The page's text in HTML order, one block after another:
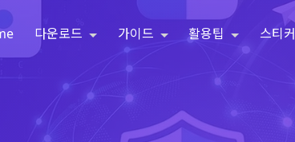
다운로드 가이드 활용팁 스티커